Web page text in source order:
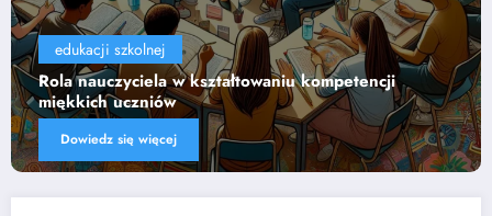
edukacji szkolnej
Wpływ technologii na efektywność nauczania
Dowiedz się więcej